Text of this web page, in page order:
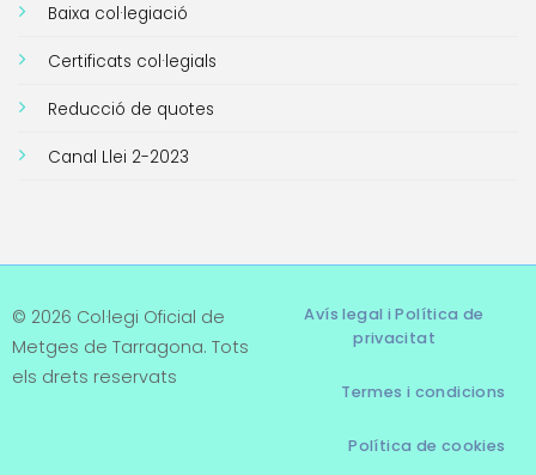
Baixa col·legiació
Certificats col·legials
Reducció de quotes
Canal Llei 2-2023
© 2026 Col·legi Oficial de
Metges de Tarragona. Tots
els drets reservats
Avís legal i Política de
privacitat
Termes i condicions
Política de cookies